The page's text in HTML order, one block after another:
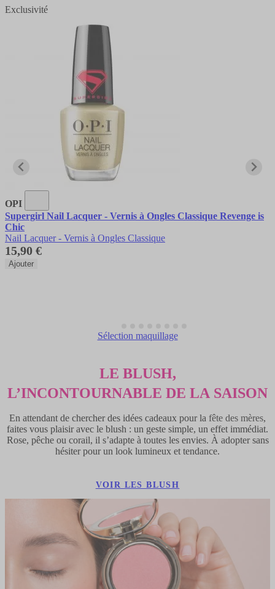
Exclusivité
OPI
Supergirl Nail Lacquer - Vernis à Ongles Classique Revenge is
Chic
Nail Lacquer - Vernis à Ongles Classique
15,90 €
Ajouter
Sélection maquillage
LE BLUSH,
L’INCONTOURNABLE DE LA SAISON
En attendant de chercher des idées cadeaux pour la fête des mères,
faites vous plaisir avec le blush : un geste simple, un effet immédiat.
Rose, pêche ou corail, il s’adapte à toutes les envies. À adopter sans
hésiter pour un look lumineux et tendance.
VOIR LES BLUSH